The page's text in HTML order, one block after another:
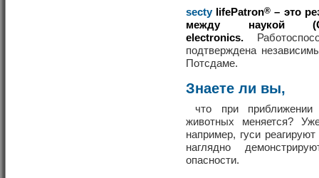
secty lifePatron® – это
между наукой
electronics.
подтверждена
Потсдаме.
Знаете ли вы,
что при приближении
животных меняется?
например, гуси
наглядно
опасности.